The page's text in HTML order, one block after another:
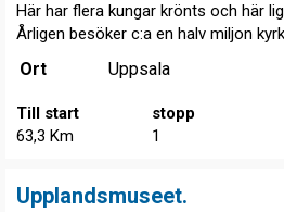
Här har flera kungar krönts och här
Årligen besöker c:a en halv miljon
Ort Uppsala
Till start
63,3 Km
stopp
1
Upplandsmuseet.